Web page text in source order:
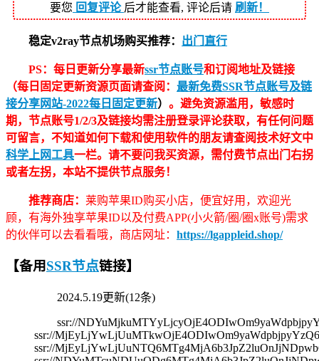
要您 回复评论 后才能查看, 评论后请 刷新！
稳定v2ray节点机场购买推荐： 出门直行
PS：每日更新分享最新ssr节点账号和订阅地址及链接
（每日固定更新资源页面请查阅： 最新免费SSR节点账号及链
接分享网站-2022每日固定更新） 。避免资源滥用，敏感时
期，节点账号1/2/3及链接均需注册登录评论获取，有任何问题
可留言，不知道如何下载和使用软件的朋友请查阅技术好文中
科学上网工具一栏。请不要问我买资源，需付费节点出门右拐
或者左拐，本站不提供节点服务！
推荐商店： 莱购苹果ID购买小店，便宜好用，欢迎光
顾，有海外独享苹果ID以及付费APP(小火箭/圈/圈x账号)需求
的伙伴可以去看看哦，商店网址： https://lgappleid.shop/
【备用SSR节点链接】
2024.5.19更新(12条)
ssr://
ssr://
ssr://